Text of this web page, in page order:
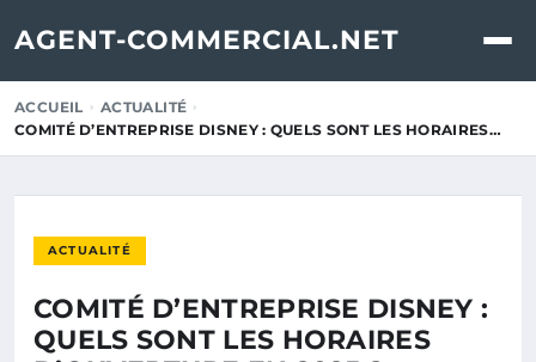
AGENT-COMMERCIAL.NET
ACCUEIL
ACTUALITÉ
COMITÉ D’ENTREPRISE DISNEY : QUELS SONT LES HORAIRES…
ACTUALITÉ
COMITÉ D’ENTREPRISE DISNEY :
QUELS SONT LES HORAIRES